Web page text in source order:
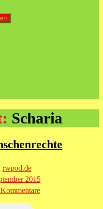
Scharia
rwpod.de
2015
zu
Folge